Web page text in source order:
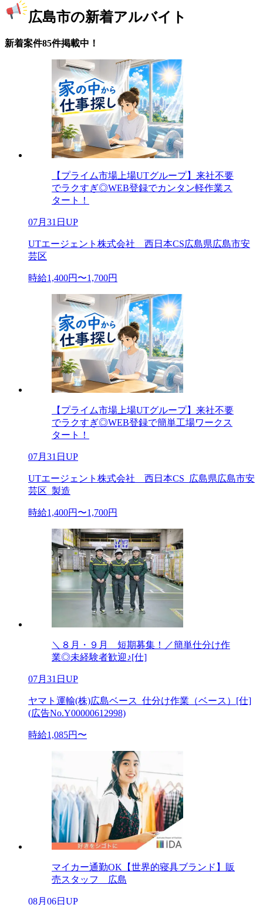
広島市の新着アルバイト
新着案件85件掲載中！
【プライム市場上場UTグループ】来社不要
でラクすぎ◎WEB登録でカンタン軽作業ス
タート！
07月31日UP
UTエージェント株式会社 西日本CS広島県広島市安
芸区
時給1,400円〜1,700円
【プライム市場上場UTグループ】来社不要
でラクすぎ◎WEB登録で簡単工場ワークス
タート！
07月31日UP
UTエージェント株式会社 西日本CS_広島県広島市安
芸区_製造
時給1,400円〜1,700円
＼８月・９月 短期募集！／簡単仕分け作
業◎未経験者歓迎♪[仕]
07月31日UP
ヤマト運輸(株)広島ベース_仕分け作業（ベース）[仕]
(広告No.Y00000612998)
時給1,085円〜
マイカー通勤OK【世界的寝具ブランド】販
売スタッフ 広島
08月06日UP